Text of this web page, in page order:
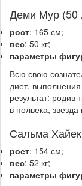
Деми Мур (50
рост: 165 см;
вес: 50 кг;
параметры
Всю свою
диет,
результат: родив
в полвека,
Сальма
рост: 154 см;
вес: 52 кг;
параметры